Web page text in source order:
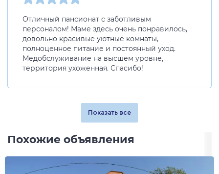
Отличный пансионат с заботливым
персоналом! Маме здесь очень понравилось,
довольно красивые уютные комнаты,
полноценное питание и постоянный уход.
Медобслуживание на высшем уровне,
территория ухоженная. Спасибо!
Показать все
Похожие объявления